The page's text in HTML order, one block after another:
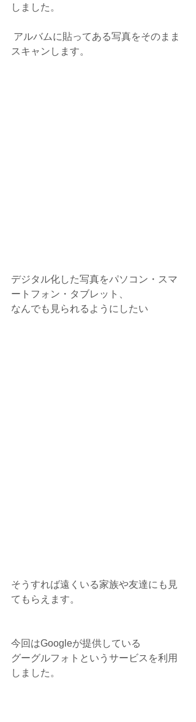
しました。
スキャンします。
デジタル化した写真をパソコン・スマ
ートフォン・タブレット、
なんでも見られるようにしたい
そうすれば遠くいる家族や友達にも見
てもらえます。
今回はGoogleが提供している
グーグルフォトというサービスを利用
しました。